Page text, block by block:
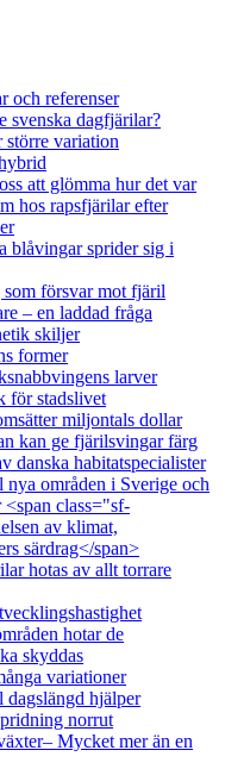
och referenser
svenska dagfjärilar?
större variation
att glömma hur det var
hos rapsfjärilar efter
blåvingar sprider sig i
försvar mot fjäril
– en laddad fråga
skiljer
former
larver
för stadslivet
miljontals dollar
kan ge fjärilsvingar färg
danska habitatspecialister
områden i Sverige och
class="sf-
av klimat,
särdrag</span>
hotas av allt torrare
hotar de
skyddas
variationer
dagslängd hjälper
norrut
Mycket mer än en